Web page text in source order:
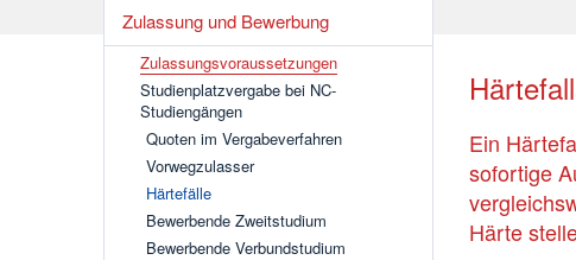
Zulassung und Bewerbung
Zulassungsvoraussetzungen
Studienplatzvergabe bei NC-
Studiengängen
Quoten im Vergabeverfahren
Vorwegzulasser
Härtefälle
Bewerbende Zweitstudium
Bewerbende Verbundstudium
Ein
sofortige
Härte